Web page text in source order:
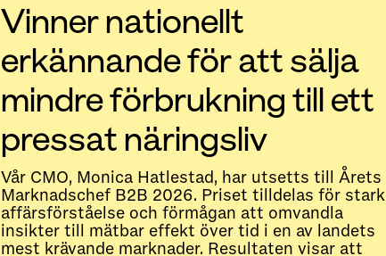
Vinner nationellt
erkännande för att sälja
mindre förbrukning till ett
pressat näringsliv
Vår CMO, Monica Hatlestad, har utsetts till Årets
Marknadschef B2B 2026. Priset tilldelas för stark
affärsförståelse och förmågan att omvandla
insikter till mätbar effekt över tid i en av landets
mest krävande marknader. Resultaten visar att